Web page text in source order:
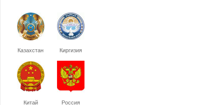
Казахстан Киргизия
Китай Россия